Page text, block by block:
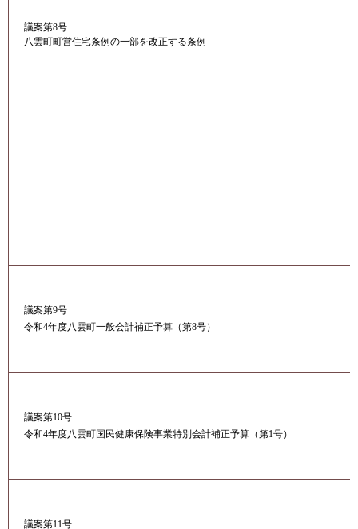
議案第8号
八雲町町営住宅条例の一部を改正する条例
議案第9号
令和4年度八雲町一般会計補正予算（第8号）
議案第10号
令和4年度八雲町国民健康保険事業特別会計補正予算（第1号）
議案第11号